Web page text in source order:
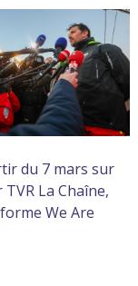
du 7 mars sur
La Chaîne,
We Are